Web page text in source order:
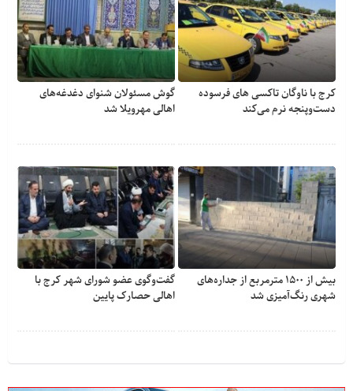
کرج با ناوگان تاکسی های فرسوده
دست‌وپنجه نرم می‌کند
گوش مسئولان شنوای دغدغه‎‌های
اهالی مهرویلا شد
بیش از ۱۵۰۰ مترمربع از جداره‌های
شهری رنگ‌آمیزی شد
گفت‌وگوی عضو شورای شهر کرج با
اهالی حصارک پایین